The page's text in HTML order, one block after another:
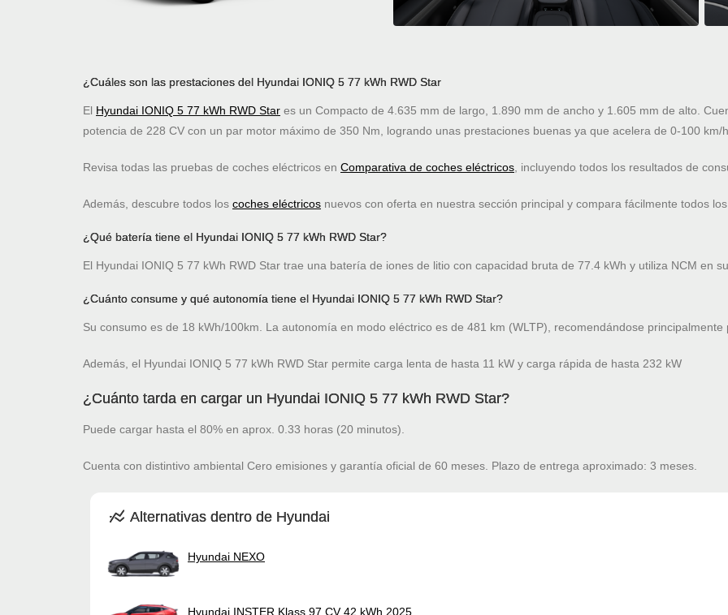
¿Cuáles son las prestaciones del Hyundai IONIQ 5 77 kWh RWD Star
El Hyundai IONIQ 5 77 kWh RWD Star es un Compacto de 4.635 mm de largo, 1.890 mm de ancho y 1.605 mm de alto.
potencia de 228 CV con un par motor máximo de 350 Nm, logrando unas prestaciones buenas ya que acelera de 0-100 km/
Revisa todas las pruebas de coches eléctricos en Comparativa de coches eléctricos , incluyendo todos los resultados de
Además, descubre todos los coches eléctricos nuevos con oferta en nuestra sección principal y compara fácilmente todos
¿Qué batería tiene el Hyundai IONIQ 5 77 kWh RWD Star?
El Hyundai IONIQ 5 77 kWh RWD Star trae una batería de iones de litio con capacidad bruta de 77.4 kWh y utiliza NCM en
¿Cuánto consume y qué autonomía tiene el Hyundai IONIQ 5 77 kWh RWD Star?
Su consumo es de 18 kWh/100km. La autonomía en modo eléctrico es de 481 km (WLTP), recomendándose principalmente
Además, el Hyundai IONIQ 5 77 kWh RWD Star permite carga lenta de hasta 11 kW y carga rápida de hasta 232 kW
¿Cuánto tarda en cargar un Hyundai IONIQ 5 77 kWh RWD Star?
Puede cargar hasta el 80% en aprox. 0.33 horas (20 minutos).
Cuenta con distintivo ambiental Cero emisiones y garantía oficial de 60 meses. Plazo de entrega aproximado: 3 meses.
Alternativas dentro de Hyundai
Hyundai NEXO
Hyundai INSTER Klass 97 CV 42 kWh 2025